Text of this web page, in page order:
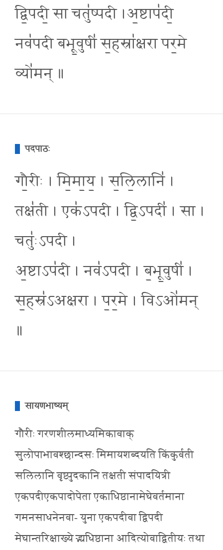
द्वि॒पदी॒ सा चतु॑ष्पदी ।अ॒ष्टाप॑दी॒
नव॑पदी बभू॒वुषी॑ स॒हस्रा॑क्षरा पर॒मे
व्यो॑मन् ॥
पदपाठः
गौ॒रीः । मि॒मा॒य॒ । स॒लि॒लानि॑ ।
तक्ष॑ती । एक॑ऽपदी । द्वि॒ऽपदी॑ । सा ।
चतुः॑ऽपदी ।
अ॒ष्टाऽप॑दी । नव॑ऽपदी । ब॒भू॒वुषी॑ ।
स॒हस्र॑ऽअक्षरा । प॒र॒मे । विऽओ॑मन्
॥
सायणभाष्यम्
गौरीः गरणशीलमाध्यमिकावाक्
सुलोपाभावश्छान्दसः मिमायशब्दयति किंकुर्वती
सलिलानि वृष्ट्युदकानि तक्षती संपादयित्री
एकपदीएकपादोपेता एकाधिष्ठानामेघेवर्तमाना
गमनसाधनेनवा- युना एकपदीवा द्विपदी
मेघान्तरिक्षाख्ये द्भ्यधिष्ठाना आदित्योवाद्वितीयः तथा